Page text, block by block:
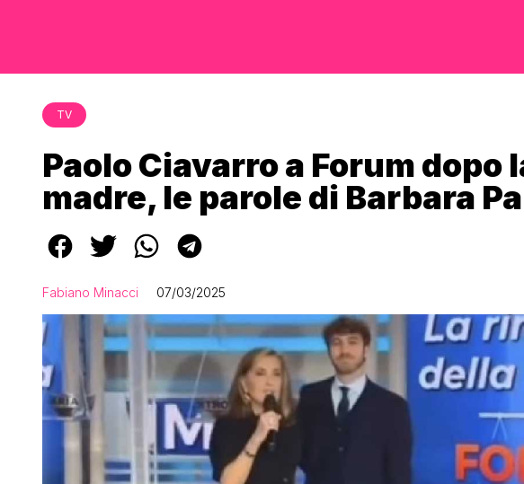
TV
Paolo Ciavarro a Forum dopo
madre, le parole di Barbara
Fabiano Minacci 07/03/2025